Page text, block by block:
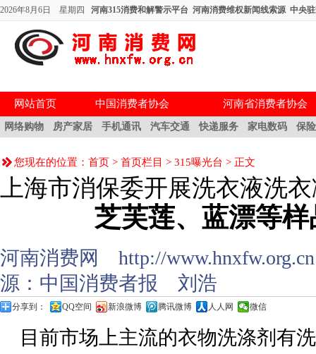
2026年8月6日 星期四 河南315消费和解警示平台 河南消费维权新闻线索源 中央
网站首页 中国消费者协会 河南省消费者协会
网络购物 房产家居 手机通讯 汽车交通 快递服务 家电数码 保
您现在的位置： 首页 > 首页栏目 > 315曝光台 > 正文
上海市消保委开展洗衣液洗
芝芙莲、蓝漂等
河南消费网 http://
源： 中国消费者报 刘浩
分享到： QQ空间 新浪微博 腾讯微博 人人网 微信
目前市场上主流的衣物洗涤剂有